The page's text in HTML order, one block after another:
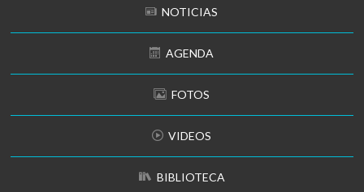
NOTICIAS
AGENDA
FOTOS
VIDEOS
BIBLIOTECA